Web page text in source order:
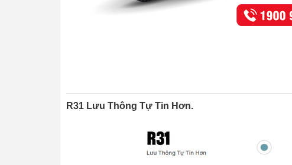
R31 Lưu Thông Tự Tin Hơn.